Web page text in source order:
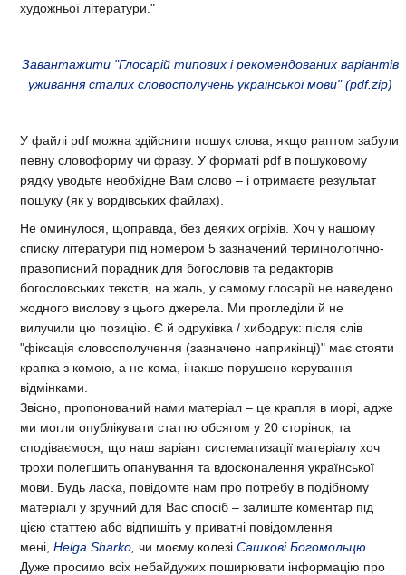
художньої літератури."
Завантажити "Глосарій типових і рекомендованих варіантів
уживання сталих словосполучень української мови" (pdf.zip)
У файлі pdf можна здійснити пошук слова, якщо раптом забули
певну словоформу чи фразу. У форматі pdf в пошуковому
рядку уводьте необхідне Вам слово – і отримаєте результат
пошуку (як у вордівських файлах).
Не оминулося, щоправда, без деяких огріхів. Хоч у нашому
списку літератури під номером 5 зазначений термінологічно-
правописний порадник для богословів та редакторів
богословських текстів, на жаль, у самому глосарії не наведено
жодного вислову з цього джерела. Ми прогледіли й не
вилучили цю позицію. Є й одруківка / хибодрук: після слів
"фіксація словосполучення (зазначено наприкінці)" має стояти
крапка з комою, а не кома, інакше порушено керування
відмінками.
Звісно, пропонований нами матеріал – це крапля в морі, адже
ми могли опублікувати статтю обсягом у 20 сторінок, та
сподіваємося, що наш варіант систематизації матеріалу хоч
трохи полегшить опанування та вдосконалення української
мови. Будь ласка, повідомте нам про потребу в подібному
матеріалі у зручний для Вас спосіб – залиште коментар під
цією статтею або відпишіть у приватні повідомлення
мені, Helga Sharko чи моєму колезі Сашкові Богомольцю
Дуже просимо всіх небайдужих поширювати інформацію про